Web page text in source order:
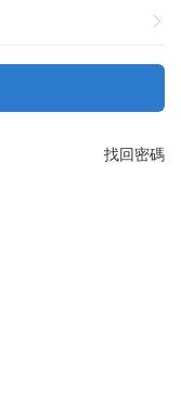
找回密碼